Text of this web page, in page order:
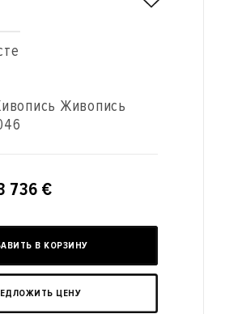
Живопись
736 €
В КОРЗИНУ
ЦЕНУ